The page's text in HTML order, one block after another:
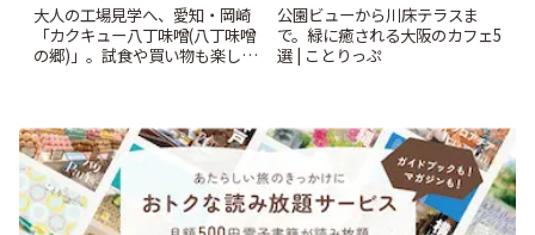
大人の工場見学へ、愛知・岡崎
「カクキュー八丁味噌(八丁味噌
の郷)」。試食や買い物も楽しみ
公園ビューから川床テラスま
で。緑に癒される大阪のカフェ5
選 | ことりっぷ